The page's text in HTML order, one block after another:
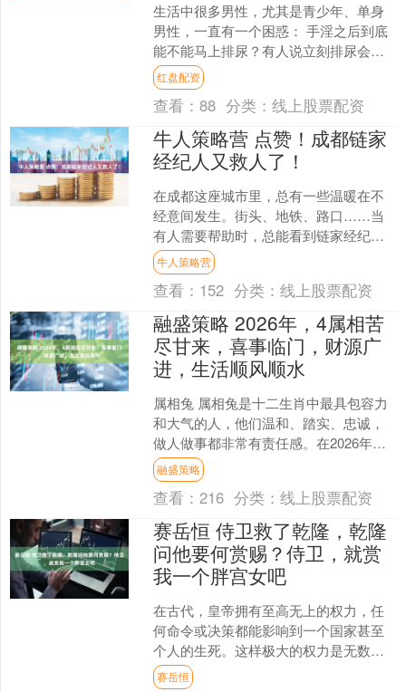
生活中很多男性，尤其是青少年、单身
男性，一直有一个困惑： 手淫之后到底
能不能马上排尿？有人说立刻排尿会伤
前列腺，容易得前列腺炎；也有人说憋
着不排更伤身，容易积毒....
红盘配资
查看：88 分类：线上股票配资
牛人策略营 点赞！成都链家
经纪人又救人了！
在成都这座城市里，总有一些温暖在不
经意间发生。街头、地铁、路口……当
有人需要帮助时，总能看到链家经纪人
的身影。他们没有犹豫，没有退缩，只
有本能地“上前一步”。面....
牛人策略营
查看： 152 分类：线上股票配资
融盛策略 2026年，4属相苦
尽甘来，喜事临门，财源广
进，生活顺风顺水
属相兔 属相兔是十二生肖中最具包容力
和大气的人，他们温和、踏实、忠诚，
做人做事都非常有责任感。在2026年，
属相兔的好运不仅仅体现在财富上，还
会给他们带来心情上....
融盛策略
查看：216 分类：线上股票配资
赛岳恒 侍卫救了乾隆，乾隆
问他要何赏赐？侍卫，就赏
我一个胖宫女吧
在古代，皇帝拥有至高无上的权力，任
何命令或决策都能影响到一个国家甚至
个人的生死。这样极大的权力是无数人
所渴望的。 展开剩余72% 每年，乾隆皇
赛岳恒